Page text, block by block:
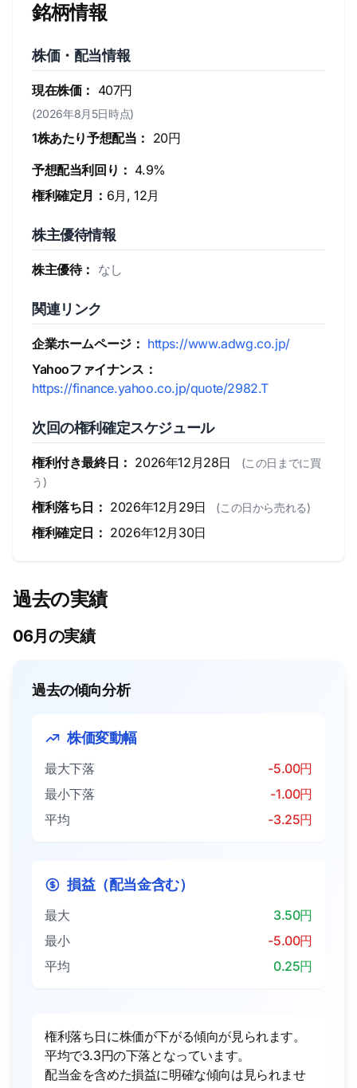
銘柄情報
株価・配当情報
現在株価： 407円
(2026年8月5日時点)
1株あたり予想配当： 20円
予想配当利回り： 4.9%
権利確定月： 6月, 12月
株主優待情報
株主優待： なし
関連リンク
企業ホームページ： https://www.adwg.co.jp/
Yahooファイナンス：
https://finance.yahoo.co.jp/quote/2982.T
次回の権利確定スケジュール
権利付き最終日： 2026年12月28日
(この日までに買
う)
権利落ち日： 2026年12月29日 (この日から売れる)
権利確定日： 2026年12月30日
過去の実績
06月の実績
過去の傾向分析
株価変動幅
最大下落
-5.00円
最小下落
-1.00円
平均
-3.25円
損益（配当金含む）
最大
3.50円
最小
-5.00円
平均
0.25円
権利落ち日に株価が下がる傾向が見られます。
平均で3.3円の下落となっています。
配当金を含めた損益に明確な傾向は見られませ